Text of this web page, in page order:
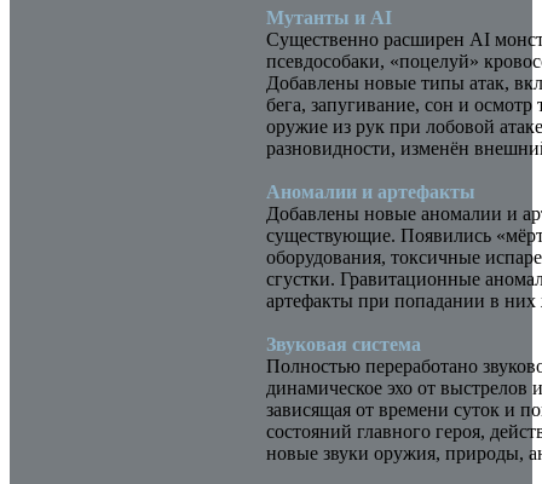
Мутанты и AI
Существенно расширен AI
псевдособаки, «поцелуй»
Добавлены новые типы атак,
бега, запугивание, сон и
оружие из рук при лобовой
разновидности, изменён
Аномалии и артефакты
Добавлены новые аномалии и
существующие. Появились
оборудования, токсичные
сгустки. Гравитационные
артефакты при попадании в
Звуковая система
Полностью переработано
динамическое эхо от выстрелов
зависящая от времени суток и
состояний главного героя,
новые звуки оружия, природы,